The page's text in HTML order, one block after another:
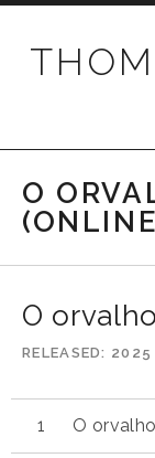
O
O
RELEASED 2025
O